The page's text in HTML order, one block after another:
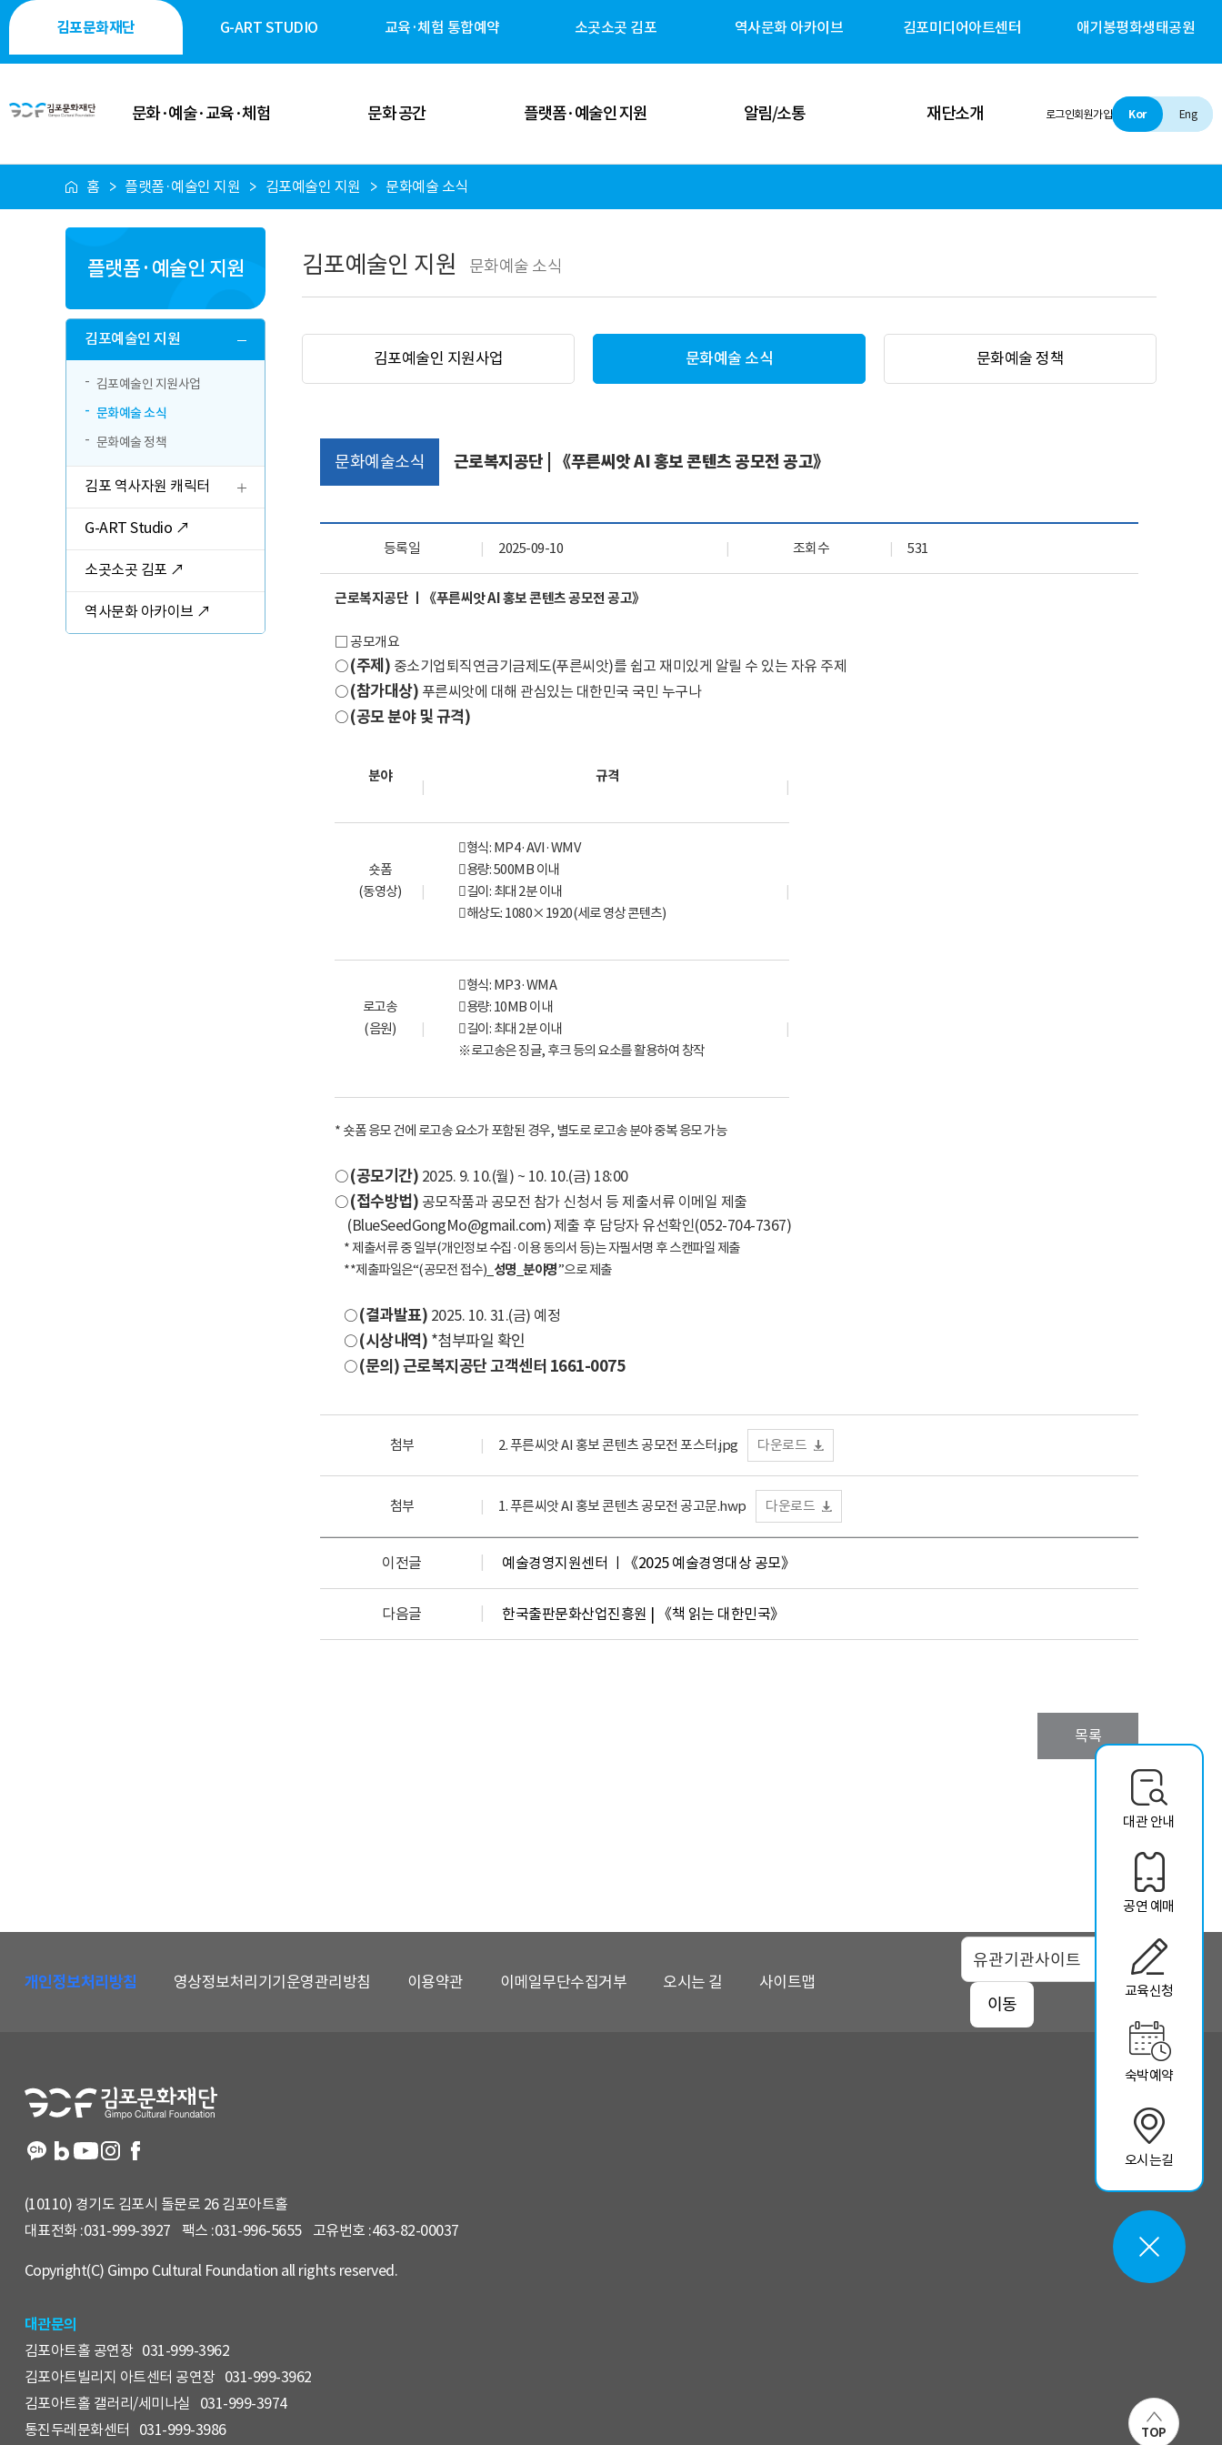
김포문화재단 G-ART STUDIO 교육·체험 통합예약 소곳소곳 김포 역사문화 아카이브 김포미디어아트센터 애기봉평화생태공원
문화·예술·교육·체험
이달의 일정
전시 안내
축제 안내
문화 공간
공연·축제 공간
시설 대관안내
플랫폼·예술인 지원 알림/소통
미디어 갤러리
회원 전용 자료실
재단소개 로그인회원가입 Kor Eng
홈 플랫폼·예술인 지원 김포예술인 지원 문화예술 소식
플랫폼·예술인 지원
김포예술인 지원
김포예술인 지원사업
문화예술 소식
문화예술 정책
김포 역사자원 캐릭터
G-ART Studio ↗
소곳소곳 김포 ↗
역사문화 아카이브 ↗
김포예술인 지원 문화예술 소식
김포예술인 지원사업 문화예술 소식 문화예술 정책
문화예술소식 근로복지공단 | 《푸른씨앗 AI 홍보 콘텐츠 공모전 공고》
등록일 2025-09-10 조회수 531
근로복지공단 ㅣ《푸른씨앗 AI 홍보 콘텐츠 공모전 공고》
□ 공모개요
○(주제 ) 중소기업퇴직연금기금제도(푸른씨앗)를 쉽고 재미있게 알릴 수 있는 자유 주제
○(참가대상) 푸른씨앗에 대해 관심있는 대한민국 국민 누구나
○(공모 분야 및 규격)
분야 규격
숏폼
(동영상)
󰋻형식: MP4·AVI·WMV
󰋻용량: 500MB 이내
󰋻길이 : 최대 2분 이내
󰋻해상도: 1080×1920(세로 영상 콘텐츠)
로고송
(음원)
󰋻형식: MP3·WMA
󰋻용량: 10MB 이내
󰋻길이 : 최대 2분 이내
※로고송은 징글, 후크 등의 요소를 활용하여 창작
* 숏폼 응모 건에 로고송 요소가 포함된 경우, 별도로 로고송 분야 중복 응모 가능
○(공모기간) 2025. 9. 10.(월) ~ 10. 10.(금) 18:00
○(접수방법) 공모작품과 공모전 참가 신청서 등 제출서류 이메일 제출
(BlueSeedGongMo@gmail.com)제출 후 담당자 유선확인(052-704-7367)
*제출서류 중 일부(개인정보 수집 ·이용 동의서 등)는 자필서명 후 스캔파일 제출
**제출파일은“(공모전 접수)_ 성명 분야명”으로 제출
○(결과발표) 2025. 10. 31.(금) 예정
○(시상내역) *첨부파일 확인
○(문의) 근로복지공단 고객센터 1661-0075
첨부 2. 푸른씨앗 AI 홍보 콘텐츠 공모전 포스터.jpg 다운로드
첨부 1. 푸른씨앗 AI 홍보 콘텐츠 공모전 공고문.hwp 다운로드
이전글 예술경영지원센터 ㅣ《2025 예술경영대상 공모》
다음글 한국출판문화산업진흥원 | 《책 읽는 대한민국》
목록
개인정보처리방침 영상정보처리기기운영관리방침 이용약관 이메일무단수집거부 오시는 길 사이트맵
이동
(10110) 경기도 김포시 돌문로 26 김포아트홀
대표전화 :031-999-3927 팩스 :031-996-5655 고유번호 :463-82-00037
Copyright(C) Gimpo Cultural Foundation all rights reserved.
대관문의
김포아트홀 공연장 031-999-3962
김포아트빌리지 아트센터 공연장 031-999-3962
김포아트홀 갤러리/세미나실
031-999-3974
통진두레문화센터
031-999-3986
대관 안내
공연 예매
교육신청
숙박예약
오시는길
TOP